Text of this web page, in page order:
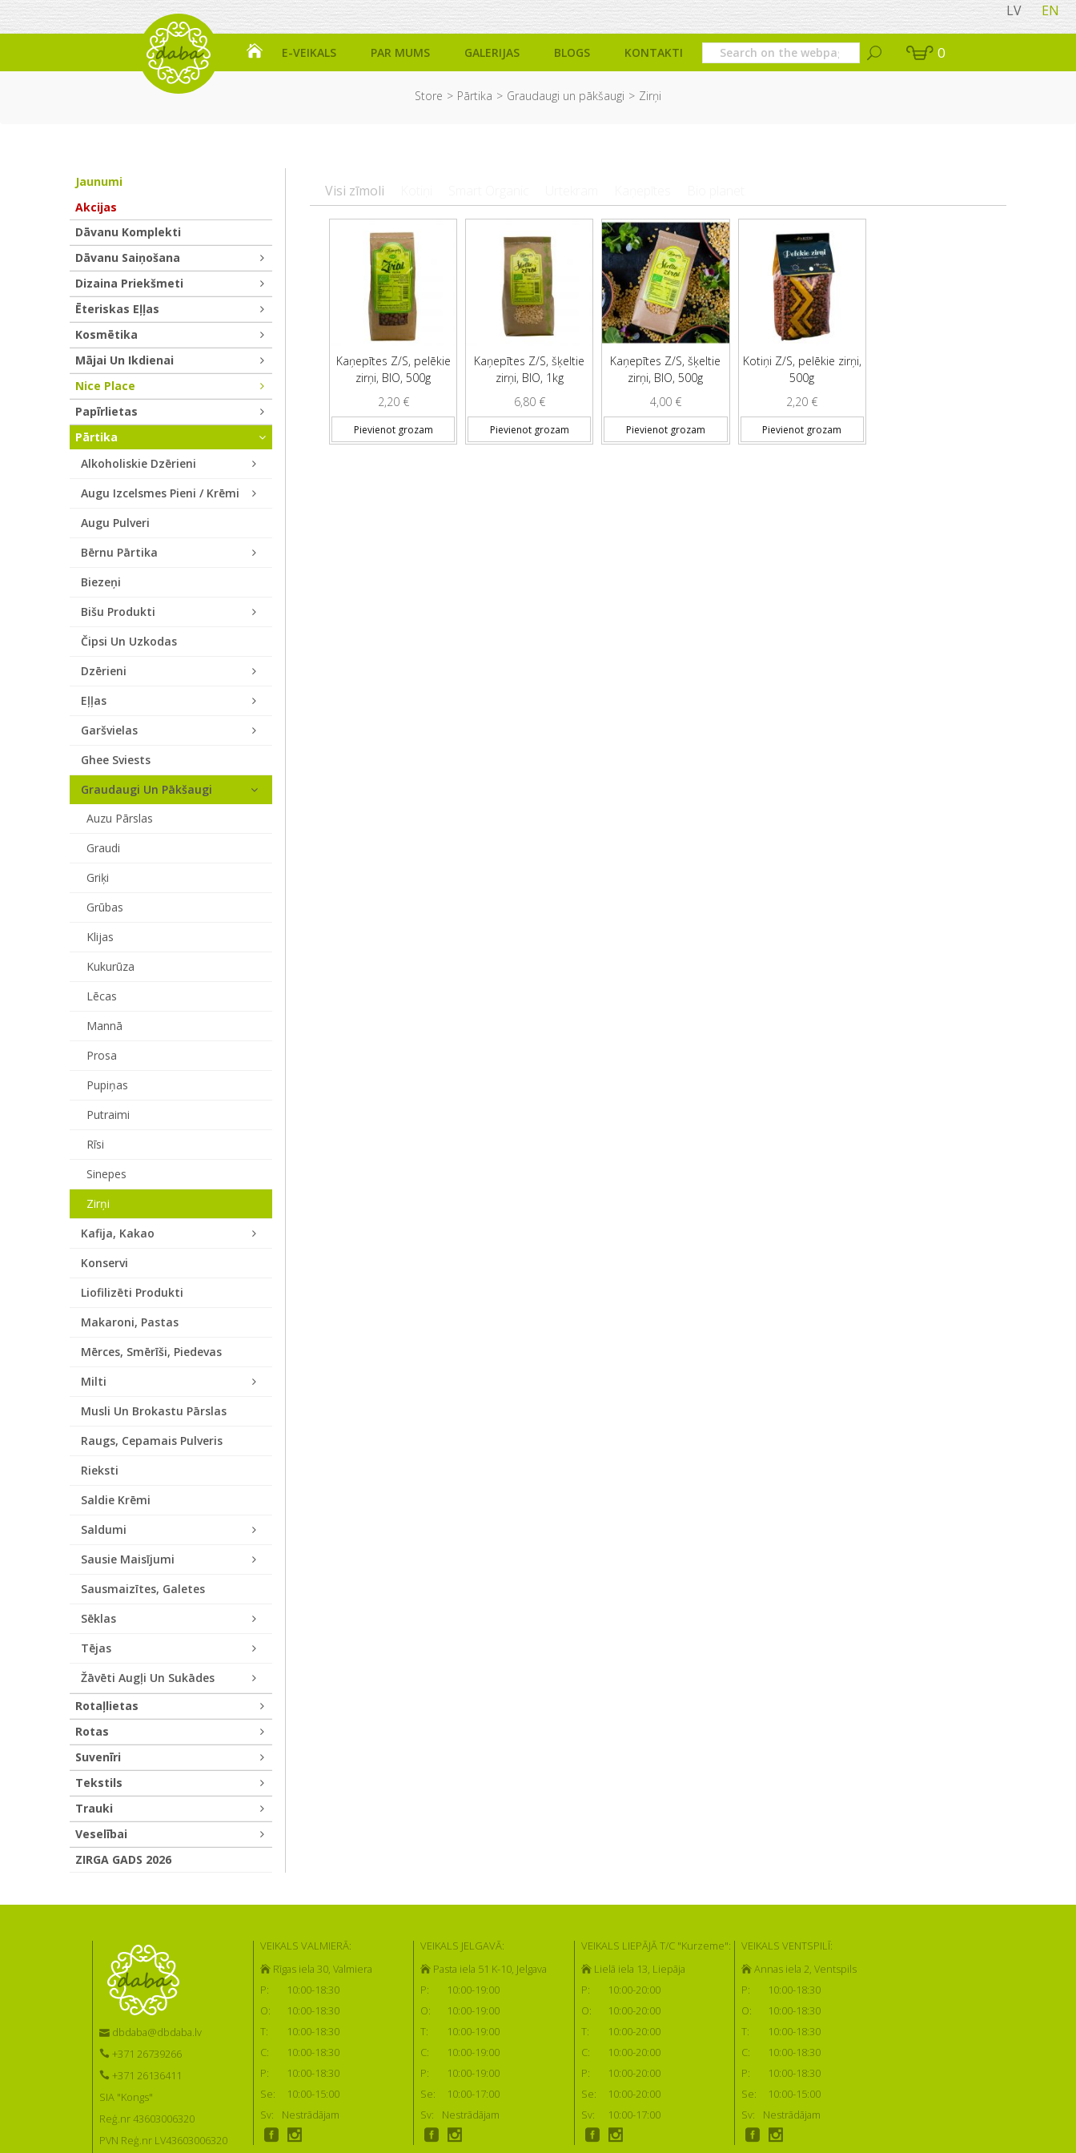
LV EN
E-VEIKALS PAR MUMS GALERIJAS BLOGS KONTAKTI 0
Store Pārtika Graudaugi un pākšaugi Zirņi
Visi zīmoli
Kaņepītes Z/S, pelēkie
zirņi, BIO, 500g
2,20 €
Pievienot grozam
Kaņepītes Z/S, šķeltie
zirņi, BIO, 1kg
6,80 €
Pievienot grozam
Kaņepītes Z/S, šķeltie
zirņi, BIO, 500g
4,00 €
Pievienot grozam
Kotiņi Z/S, pelēkie zirņi,
500g
2,20 €
Pievienot grozam
Jaunumi
Akcijas
Dāvanu Komplekti
Dāvanu Saiņošana
Dizaina Priekšmeti
Ēteriskas Eļļas
Kosmētika
Mājai Un Ikdienai
Nice Place
Papīrlietas
Pārtika
Alkoholiskie Dzērieni
Augu Izcelsmes Pieni / Krēmi
Augu Pulveri
Bērnu Pārtika
Biezeņi
Bišu Produkti
Čipsi Un Uzkodas
Dzērieni
Eļļas
Garšvielas
Ghee Sviests
Graudaugi Un Pākšaugi
Auzu Pārslas
Graudi
Griķi
Grūbas
Klijas
Kukurūza
Lēcas
Mannā
Prosa
Pupiņas
Putraimi
Rīsi
Sinepes
Zirņi
Kafija, Kakao
Konservi
Liofilizēti Produkti
Makaroni, Pastas
Mērces, Smērīši, Piedevas
Milti
Musli Un Brokastu Pārslas
Raugs, Cepamais Pulveris
Rieksti
Saldie Krēmi
Saldumi
Sausie Maisījumi
Sausmaizītes, Galetes
Sēklas
Tējas
Žāvēti Augļi Un Sukādes
Rotaļlietas
Rotas
Suvenīri
Tekstils
Trauki
Veselībai
ZIRGA GADS 2026
dbdaba@dbdaba.lv
+371 26739266
+371 26136411
SIA "Kongs"
Reģ.nr 43603006320
PVN Reģ.nr LV43603006320
VEIKALS VALMIERĀ:
Rīgas iela 30, Valmiera
P:
10:00-18:30
O:
10:00-18:30
T:
10:00-18:30
C:
10:00-18:30
P:
10:00-18:30
Se:
10:00-15:00
Sv:
Nestrādājam
VEIKALS JELGAVĀ:
Pasta iela 51 K-10, Jelgava
P:
10:00-19:00
O:
10:00-19:00
T:
10:00-19:00
C:
10:00-19:00
P:
10:00-19:00
Se:
10:00-17:00
Sv:
Nestrādājam
VEIKALS LIEPĀJĀ T/C "Kurzeme":
Lielā iela 13, Liepāja
P:
10:00-20:00
O:
10:00-20:00
T:
10:00-20:00
C:
10:00-20:00
P:
10:00-20:00
Se:
10:00-20:00
Sv:
10:00-17:00
VEIKALS VENTSPILĪ:
Annas iela 2, Ventspils
P:
10:00-18:30
O:
10:00-18:30
T:
10:00-18:30
C:
10:00-18:30
P:
10:00-18:30
Se:
10:00-15:00
Sv:
Nestrādājam